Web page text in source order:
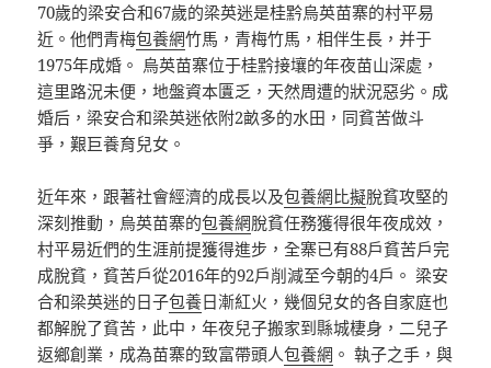
70歲的梁安合和67歲的梁英迷是桂黔烏英苗寨的村平易
近。他們青梅包養網竹馬，青梅竹馬，相伴生長，并于
1975年成婚。 烏英苗寨位于桂黔接壤的年夜苗山深處，
這里路況未便，地盤資本匱乏，天然周遭的狀況惡劣。成
婚后，梁安合和梁英迷依附2畝多的水田，同貧苦做斗
爭，艱巨養育兒女。
近年來，跟著社會經濟的成長以及包養網比擬脫貧攻堅的
深刻推動，烏英苗寨的包養網脫貧任務獲得很年夜成效，
村平易近們的生涯前提獲得進步，全寨已有88戶貧苦戶完
成脫貧，貧苦戶從2016年的92戶削減至今朝的4戶。 梁安
合和梁英迷的日子包養日漸紅火，幾個兒女的各自家庭也
都解脫了貧苦，此中，年夜兒子搬家到縣城棲身，二兒子
返鄉創業，成為苗寨的致富帶頭人包養網 。 執子之手，與